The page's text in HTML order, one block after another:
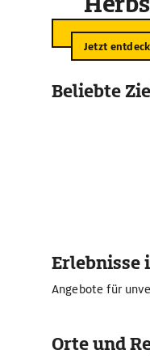
Jetzt
Beliebte
Erlebnisse
Angebote für
Orte und